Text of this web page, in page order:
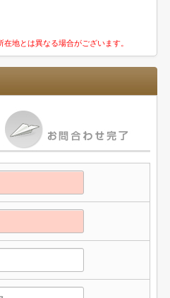
地とは異なる場合がございます。